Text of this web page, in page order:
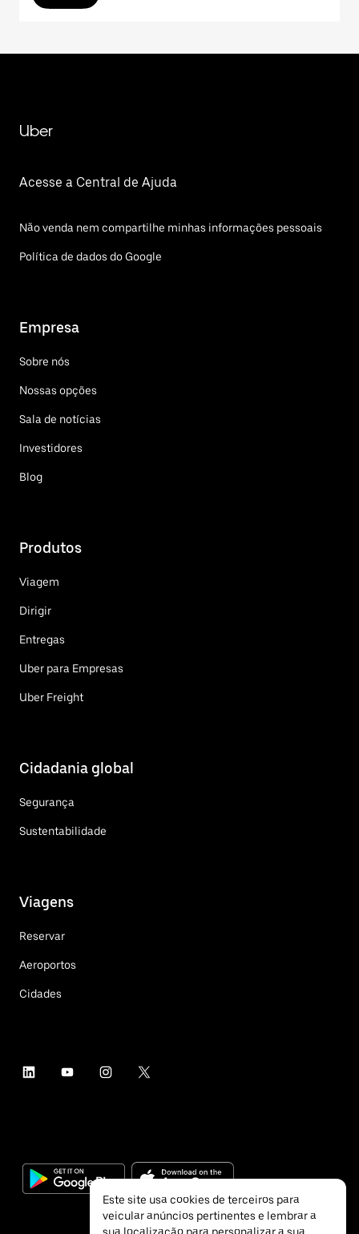
Uber
Acesse a Central de Ajuda
Não venda nem compartilhe minhas informações pessoais
Política de dados do Google
Empresa
Sobre nós
Nossas opções
Sala de notícias
Investidores
Blog
Produtos
Viagem
Dirigir
Entregas
Uber para Empresas
Uber Freight
Cidadania global
Segurança
Sustentabilidade
Viagens
Reservar
Aeroportos
Cidades
Este site usa cookies de terceiros para
veicular anúncios pertinentes e lembrar a